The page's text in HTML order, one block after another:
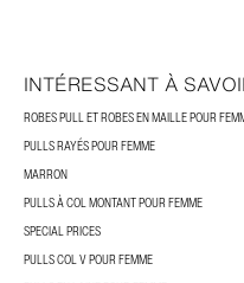
INTÉRESSANT À
ROBES PULL ET ROBES EN MAILLE POUR
PULLS RAYÉS POUR FEMME
MARRON
PULLS À COL MONTANT POUR FEMME
SPECIAL PRICES
PULLS COL V POUR FEMME